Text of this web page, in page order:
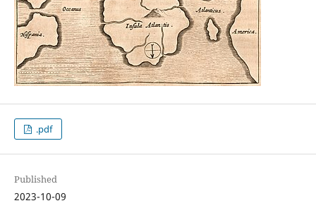
.pdf
Published
2023-10-09